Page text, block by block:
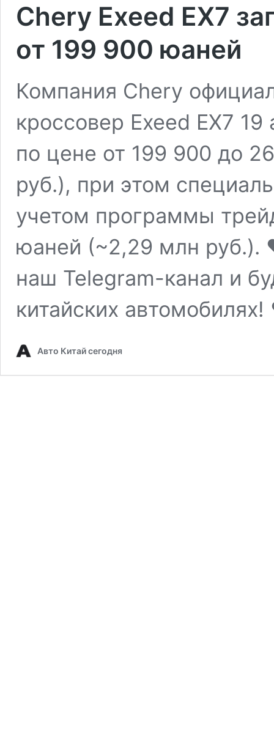
Chery Exeed EX7
от 199 900 юаней
Компания Chery
кроссовер Exeed EX7
по цене от 199 900 до
руб.), при этом
учетом программы
юаней (~2,29 млн
наш Telegram-канал и
китайских
Авто Китай сегодня